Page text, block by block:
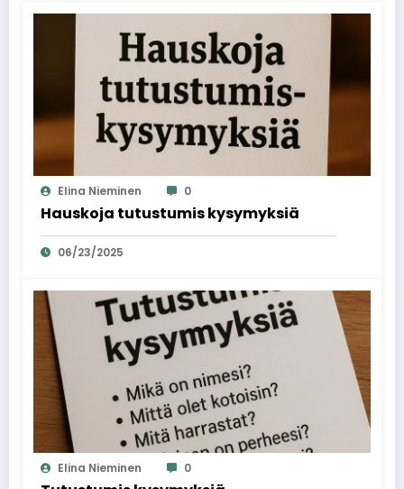
Elina Nieminen 0
Hauskoja tutustumis kysymyksiä
06/23/2025
Elina Nieminen 0